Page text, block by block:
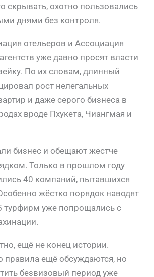
скрывать, охотно пользовались
днями без контроля.
отельеров и Ассоциация
уже давно просят власти
По их словам, длинный
рост нелегальных
и даже серого бизнеса в
вроде Пхукета, Чиангмая и
бизнес и обещают жестче
Только в прошлом году
40 компаний, пытавшихся
жёстко порядок наводят
турфирм уже попрощались с
ещё не конец истории.
правила ещё обсуждаются, но
безвизовый период уже